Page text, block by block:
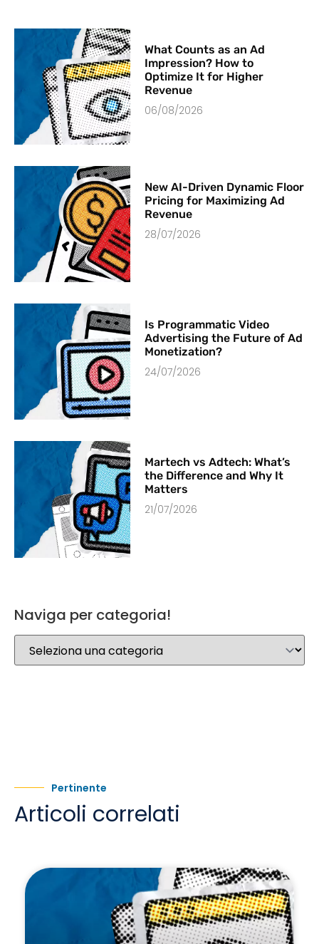
What Counts as an Ad
Impression? How to
Optimize It for Higher
Revenue
06/08/2026
New AI-Driven Dynamic Floor
Pricing for Maximizing Ad
Revenue
28/07/2026
Is Programmatic Video
Advertising the Future of Ad
Monetization?
24/07/2026
Martech vs Adtech: What’s
the Difference and Why It
Matters
21/07/2026
Naviga per categoria!
Pertinente
Articoli correlati